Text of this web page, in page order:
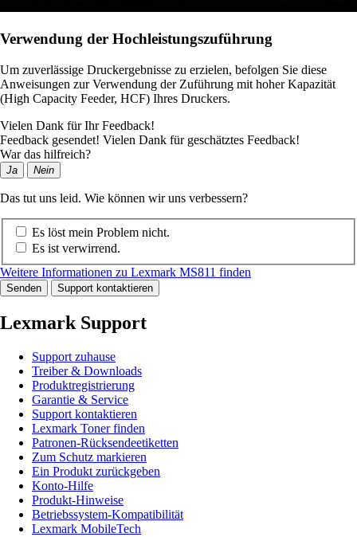
Verwendung der Hochleistungszuführung
Um zuverlässige Druckergebnisse zu erzielen, befolgen Sie diese
Anweisungen zur Verwendung der Zuführung mit hoher Kapazität
(High Capacity Feeder, HCF) Ihres Druckers.
Vielen Dank für Ihr Feedback!
Feedback gesendet! Vielen Dank für geschätztes Feedback!
War das hilfreich?
Ja Nein
Das tut uns leid. Wie können wir uns verbessern?
Es löst mein Problem nicht.
Es ist verwirrend.
Weitere Informationen zu Lexmark MS811 finden
Senden Support kontaktieren
Lexmark Support
Support zuhause
Treiber & Downloads
Produktregistrierung
Garantie & Service
Support kontaktieren
Lexmark Toner finden
Patronen-Rücksendeetiketten
Zum Schutz markieren
Ein Produkt zurückgeben
Konto-Hilfe
Produkt-Hinweise
Betriebssystem-Kompatibilität
Lexmark MobileTech